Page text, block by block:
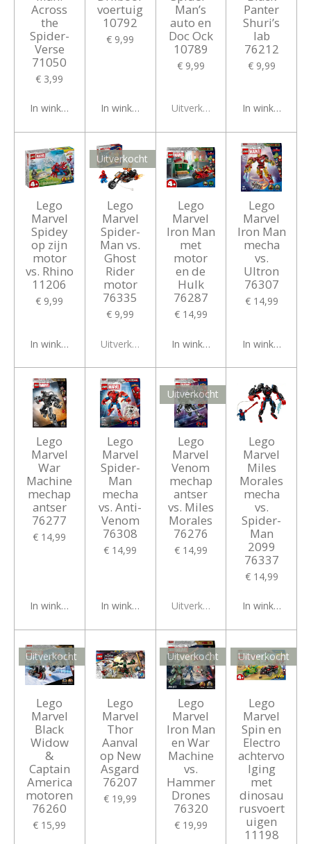
Across
the
Spider-
Verse
71050
€ 3,99
In winkelwagen
voertuig
10792
€ 9,99
In winkelwagen
Man’s
auto en
Doc Ock
10789
€ 9,99
Uitverkocht
Panter
Shuri’s
lab
76212
€ 9,99
In winkelwagen
Lego
Marvel
Spidey
op zijn
motor
vs. Rhino
11206
€ 9,99
In winkelwagen
Uitverkocht
Lego
Marvel
Spider-
Man vs.
Ghost
Rider
motor
76335
€ 9,99
Uitverkocht
Lego
Marvel
Iron Man
met
motor
en de
Hulk
76287
€ 14,99
In winkelwagen
Lego
Marvel
Iron Man
mecha
vs.
Ultron
76307
€ 14,99
In winkelwagen
Lego
Marvel
War
Machine
mechap
antser
76277
€ 14,99
In winkelwagen
Lego
Marvel
Spider-
Man
mecha
vs. Anti-
Venom
76308
€ 14,99
In winkelwagen
Uitverkocht
Lego
Marvel
Venom
mechap
antser
vs. Miles
Morales
76276
€ 14,99
Uitverkocht
Lego
Marvel
Miles
Morales
mecha
vs.
Spider-
Man
2099
76337
€ 14,99
In winkelwagen
Uitverkocht
Lego
Marvel
Black
Widow
&
Captain
America
motoren
76260
€ 15,99
Lego
Marvel
Thor
Aanval
op New
Asgard
76207
€ 19,99
Uitverkocht
Lego
Marvel
Iron Man
en War
Machine
vs.
Hammer
Drones
76320
€ 19,99
Uitverkocht
Lego
Marvel
Spin en
Electro
achtervo
lging
met
dinosau
rusvoert
uigen
11198